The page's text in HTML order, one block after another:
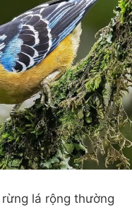
lá rộng thường